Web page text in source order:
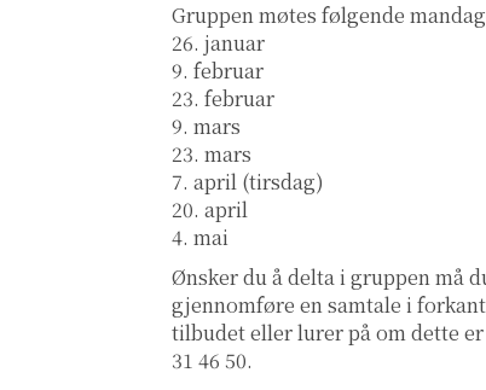
Gruppen møtes følgende
26. januar
9. februar
23. februar
9. mars
23. mars
7. april (tirsdag)
20. april
4. mai
Ønsker du å delta i gruppen må
gjennomføre en samtale i
tilbudet eller lurer på om dette
31 46 50.